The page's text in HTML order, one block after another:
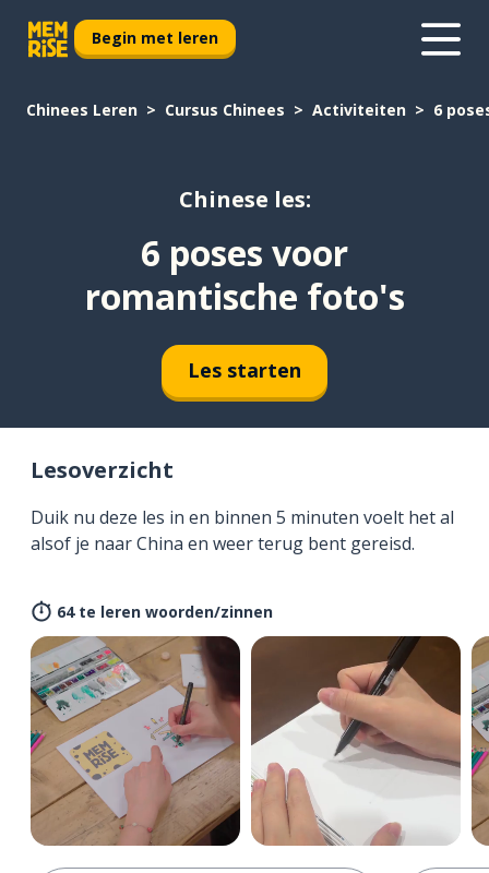
Begin met leren
Chinees Leren Cursus Chinees Activiteiten 6
Chinese les:
6 poses voor
romantische foto's
Les starten
Lesoverzicht
Duik nu deze les in en binnen 5 minuten voelt het al
alsof je naar China en weer terug bent gereisd.
64 te leren woorden/zinnen